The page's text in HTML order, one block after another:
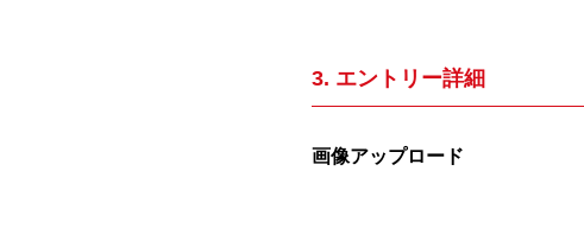
3. エントリー詳細
画像アップロード